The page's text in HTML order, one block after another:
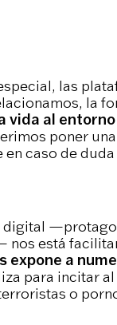
las
la
al entorno
poner
caso de
digital
nos está
expone a
para incitar
o